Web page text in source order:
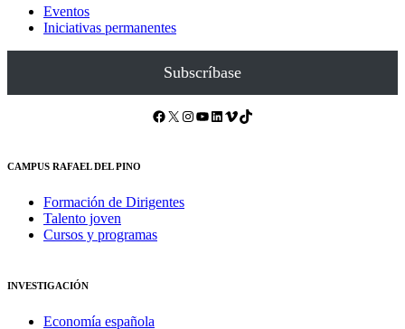
Eventos
Iniciativas permanentes
Subscríbase
Facebook X Instagram YouTube LinkedIn Vimeo TikTok
CAMPUS RAFAEL DEL PINO
Formación de Dirigentes
Talento joven
Cursos y programas
INVESTIGACIÓN
Economía española